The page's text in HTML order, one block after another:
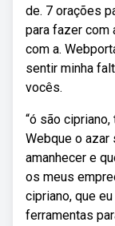
de. 7 orações
para fazer com
com a.
sentir minha
vocês.
“ó são
Webque o azar
amanhecer e
os meus
cipriano, que
ferramentas